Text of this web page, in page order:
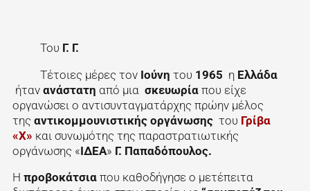
Του Γ. Γ.
Τέτοιες μέρες τονΙούνη του 1965 η Ελλάδα
ήταν ανάστατη από μια σκευωρίαπου είχε
οργανώσει ο αντισυνταγματάρχης πρώην μέλος
της αντικομμουνιστικής οργάνωσηςτου Γρίβα
«Χ» και συνωμότης της παραστρατιωτικής
οργάνωσης «ΙΔΕΑ» Γ. Παπαδόπουλος.
Η προβοκάτσιαπου καθοδήγησε ο μετέπειτα